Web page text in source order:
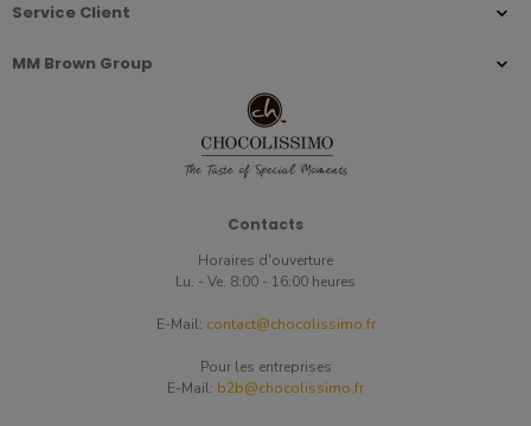
Service Client
MM Brown Group
Contacts
Horaires d'ouverture
Lu. - Ve. 8:00 - 16:00 heures
E-Mail: contact@chocolissimo.fr
Pour les entreprises
E-Mail: b2b@chocolissimo.fr